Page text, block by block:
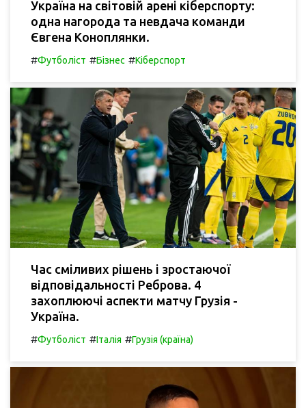
Україна на світовій арені кіберспорту:
одна нагорода та невдача команди
Євгена Коноплянки.
#Футболіст #Бізнес #Кіберспорт
Час сміливих рішень і зростаючої
відповідальності Реброва. 4
захоплюючі аспекти матчу Грузія -
Україна.
#Футболіст #Італія #Грузія (країна)